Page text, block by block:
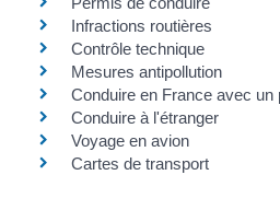
Infractions routières
Contrôle technique
Mesures antipollution
Conduire en France avec un
Conduire à l'étranger
Voyage en avion
Cartes de transport